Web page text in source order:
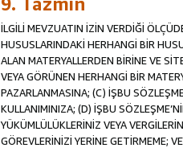
İLGİLİ MEVZUATIN İZİN VERDİĞİ
HUSUSLARINDAKİ HERHANGİ BİR
ALAN MATERYALLERDEN BİRİNE VE
VEYA GÖRÜNEN HERHANGİ BİR
PAZARLANMASINA; (C) İŞBU
KULLANIMINIZA; (D) İŞBU
YÜKÜMLÜLÜKLERİNİZ VEYA
GÖREVLERİNİZİ YERİNE GETİRMEME;